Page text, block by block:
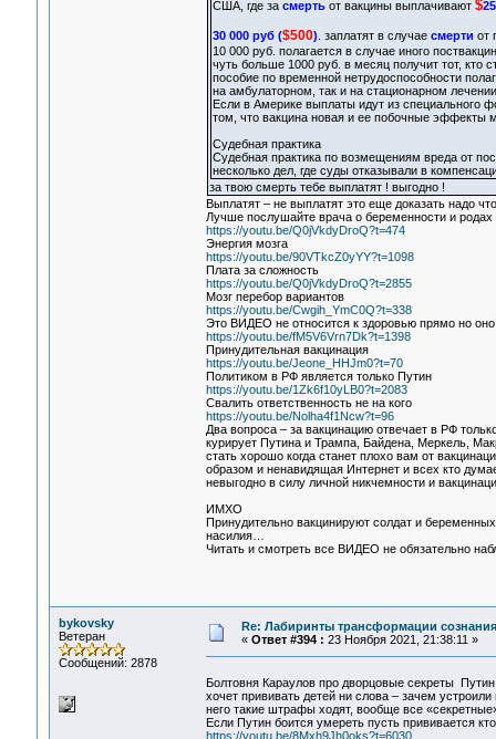
США, где за смертьот вакцины выплачивают $
30 000 руб ($500) . заплатят в случае смерти от
10 000 руб. полагается в случае иного
чуть больше 1000 руб. в месяц получит тот, кто
пособие по временной нетрудоспособности
на амбулаторном, так и на стационарном
Если в Америке выплаты идут из специального
том, что вакцина новая и ее побочные
Судебная практика
Судебная практика по возмещениям вреда от
несколько дел, где суды отказывали в
за твою смерть тебе выплатят ! выгодно !
Выплатят – не выплатят это еще доказать надо
Лучше послушайте врача о беременности и родах
https://youtu.be/Q0jVkdyDroQ?t=474
Энергия мозга
https://youtu.be/90VTkcZ0yYY?t=1098
Плата за сложность
https://youtu.be/Q0jVkdyDroQ?t=2855
Мозг перебор вариантов
https://youtu.be/Cwgih_YmC0Q?t=338
Это ВИДЕО не относится к здоровью прямо но
https://youtu.be/fM5V6Vrn7Dk?t=1398
Принудительная вакцинация
https://youtu.be/Jeone_HHJm0?t=70
Политиком в РФ является только Путин
https://youtu.be/1Zk6f10yLB0?t=2083
Свалить ответственность не на кого
https://youtu.be/Nolha4f1Ncw?t=96
Два вопроса – за вакцинацию отвечает в РФ
курирует Путина и Трампа, Байдена, Меркель,
стать хорошо когда станет плохо вам от
образом и ненавидящая Интернет и всех кто
невыгодно в силу личной никчемности и
ИМХО
Принудительно вакцинируют солдат и
насилия…
Читать и смотреть все ВИДЕО не обязательно
bykovsky
Ветеран
Сообщений: 2878
Re: Лабиринты трансформации
« Ответ #394 : 23 Ноября 2021, 21:38:11 »
Болтовня Караулов про дворцовые секреты
хочет прививать детей ни слова – зачем
него такие штрафы ходят, вообще все
Если Путин боится умереть пусть прививается
https://youtu.be/8Mxh9Jh0oks?t=6030